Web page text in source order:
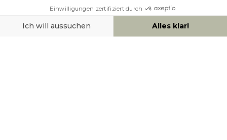
HILFE & KONTAKT